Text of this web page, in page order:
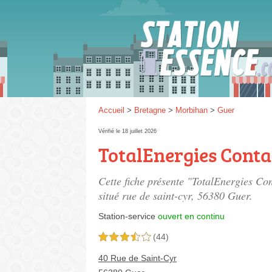
Accueil > Bretagne > Morbihan > Guer
Vérifié le 18 juillet 2026
TotalEnergies
Cette fiche présente "TotalEnergies
situé rue de saint-cyr, 56380 Guer.
Station-service ouvert en continu
3,5 étoiles sur 5 (44)
40 Rue de Saint-Cyr
SP
SP